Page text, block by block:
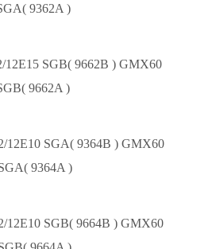
9362A )
多圈绝对值
12E15 SGB( 9662B ) GMX60
9662A )
多圈绝对值
12E10 SGA( 9364B ) GMX60
9364A )
多圈绝对值
12E10 SGB( 9664B ) GMX60